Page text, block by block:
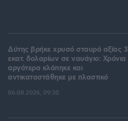
Δύτης βρήκε χρυσό σταυρό αξίας 3
εκατ. δολαρίων σε ναυάγιο: Χρόνια
αργότερα κλάπηκε και
αντικαταστάθηκε με πλαστικό
06.08.2026, 09:30